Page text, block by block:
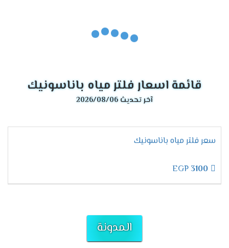
قائمة اسعار فلتر مياه باناسونيك
آخر تحديث 2026/08/06
سعر فلتر مياه باناسونيك
3100
المدونة